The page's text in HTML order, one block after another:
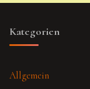
Kategorien
Allgemein